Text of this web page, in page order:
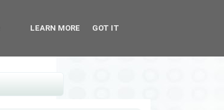
LEARN MORE GOT IT